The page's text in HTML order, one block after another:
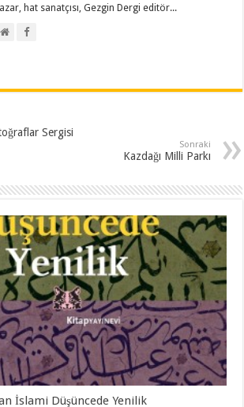
hat sanatçısı, Gezgin Dergi editör...
Sergisi
Sonraki
Kazdağı Milli Parkı
İslami Düşüncede Yenilik